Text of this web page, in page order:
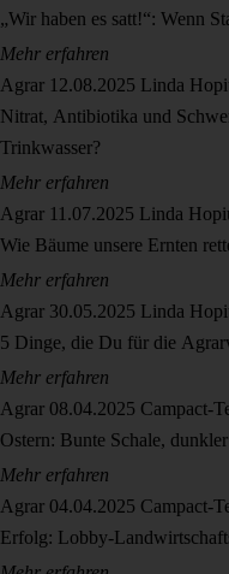
„Wir haben es satt!“: Wenn
Mehr erfahren
Agrar 12.08.2025 Linda
Nitrat, Antibiotika und
Trinkwasser?
Mehr erfahren
Agrar 11.07.2025 Linda
Wie Bäume unsere Ernten
Mehr erfahren
Agrar 30.05.2025 Linda
5 Dinge, die Du für die
Mehr erfahren
Agrar 08.04.2025 Campact-
Ostern: Bunte Schale,
Mehr erfahren
Agrar 04.04.2025 Campact-
Erfolg: Lobby-